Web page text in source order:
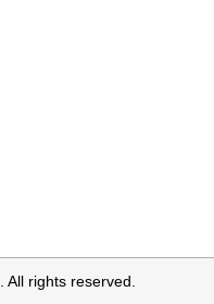
rights reserved.